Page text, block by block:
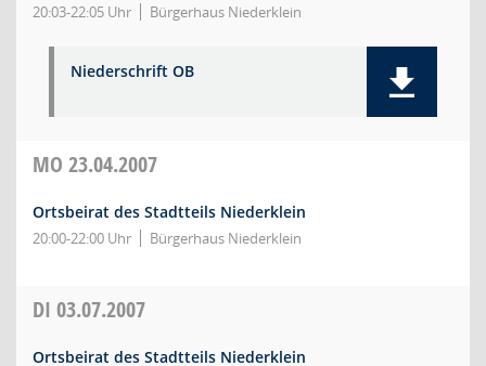
20:03-22:05 Uhr Bürgerhaus Niederklein
Niederschrift OB
MO 23.04.2007
Ortsbeirat des Stadtteils Niederklein
20:00-22:00 Uhr Bürgerhaus Niederklein
DI 03.07.2007
Ortsbeirat des Stadtteils Niederklein